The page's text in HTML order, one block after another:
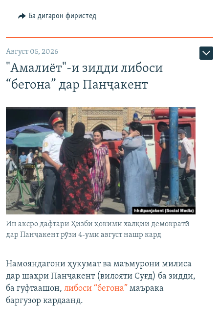
Ба дигарон фиристед
Август 05, 2026
"Амалиёт"-и зидди либоси
“бегона” дар Панҷакент
Ин аксро дафтари Ҳизби ҳокими халқии демократӣ
дар Панҷакент рӯзи 4-уми август нашр кард
Намояндагони ҳукумат ва маъмурони милиса
дар шаҳри Панҷакент (вилояти Суғд) ба зидди,
ба гуфтаашон, либоси “бегона” маърака
баргузор кардаанд.